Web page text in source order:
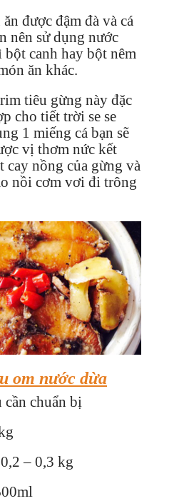
được đậm đà và cá
nên sử dụng nước
bột canh hay bột nêm
ăn khác.
tiêu gừng này đặc
cho tiết trời se se
1 miếng cá bạn sẽ
vị thơm nức kết
cay nồng của gừng và
nồi cơm vơi đi trông
om nước dừa
chuẩn bị
– 0,3 kg